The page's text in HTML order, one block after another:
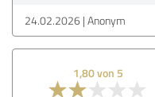
24.02.2026 Anonym
1,80 von 5